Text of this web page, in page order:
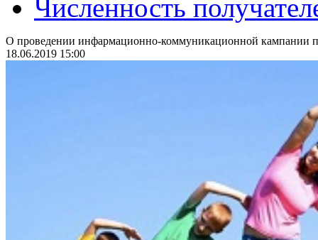
Численность
О проведении инфармационно-коммуникационной кампании
18.06.2019 15:00